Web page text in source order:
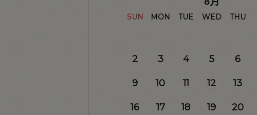
SUN MON TUE WED THU
2 3 4 5 6
9 10 11 12 13
16 17 18 19 20